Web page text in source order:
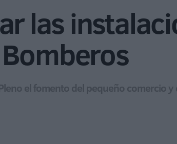
las
el fomento del pequeño comercio